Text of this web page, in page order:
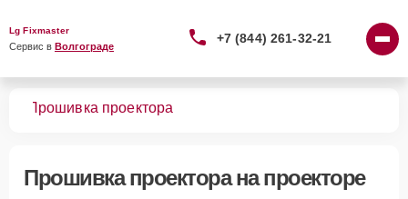
Lg Fixmaster
Сервис в Волгограде
+7 (844) 261-32-21
Прошивка проектора
Прошивка проекторана проекторе